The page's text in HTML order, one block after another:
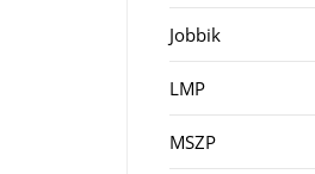
Jobbik
LMP
MSZP